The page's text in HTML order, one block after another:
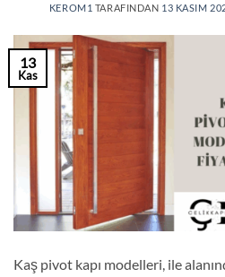
KEROM1 TARAFINDAN 13 KASIM
13
Kas
Kaş pivot kapı modelleri, ile